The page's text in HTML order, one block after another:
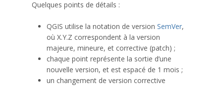
Quelques points de détails :
QGIS utilise la notation de version SemVer,
où X.Y.Z correspondent à la version
majeure, mineure, et corrective (patch) ;
chaque point représente la sortie d’une
nouvelle version, et est espacé de 1 mois ;
un changement de version corrective